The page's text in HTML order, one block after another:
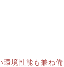
環境性能も兼ね備